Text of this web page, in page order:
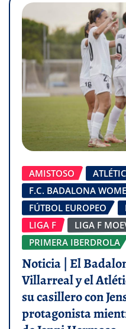
AMISTOSO
F.C. BADALONA
FÚTBOL EUROPEO
LIGA F
LIGA F
PRIMERA IBERDROLA
Noticia | El
Villarreal y el
su casillero con
protagonista